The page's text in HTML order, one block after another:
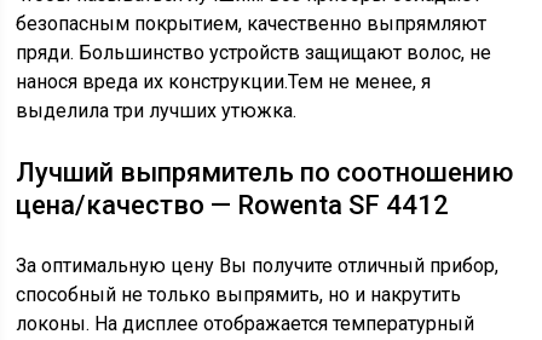
безопасным покрытием, качественно выпрямляют
пряди. Большинство устройств защищают волос, не
нанося вреда их конструкции.Тем не менее, я
выделила три лучших утюжка.
Лучший выпрямитель по соотношению
цена/качество — Rowenta SF 4412
За оптимальную цену Вы получите отличный прибор,
способный не только выпрямить, но и накрутить
локоны. На дисплее отображается температурный